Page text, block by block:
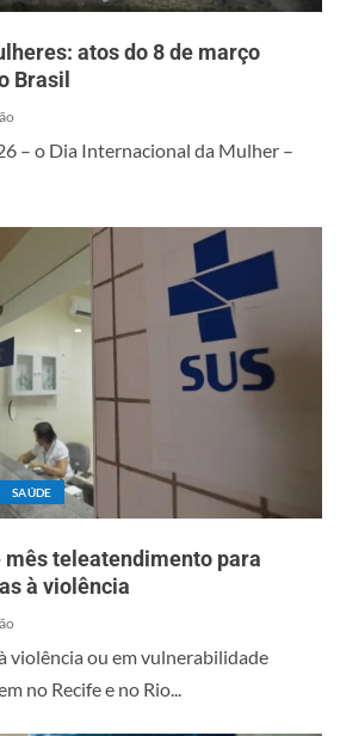
atos do 8 de março
Brasil
– o Dia Internacional da Mulher –
SAÚDE
mês teleatendimento para
à violência
violência ou em vulnerabilidade
no Recife e no Rio...